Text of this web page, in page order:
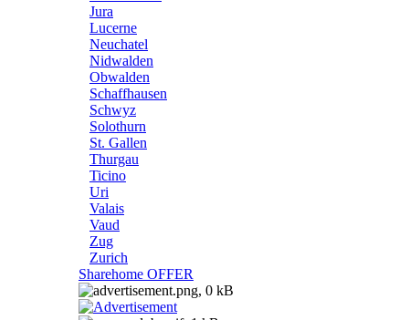
Jura
Lucerne
Neuchatel
Nidwalden
Obwalden
Schaffhausen
Schwyz
Solothurn
St. Gallen
Thurgau
Ticino
Uri
Valais
Vaud
Zug
Zurich
Sharehome OFFER